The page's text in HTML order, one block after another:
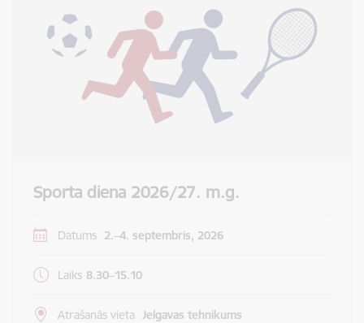
Sporta diena 2026/27. m.g.
Datums 2.–4. septembris, 2026
Laiks 8.30–15.10
Atrašanās vieta Jelgavas tehnikums